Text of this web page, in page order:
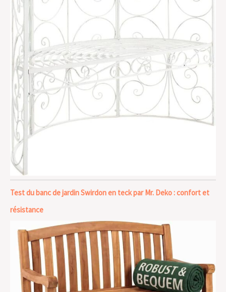
Test du banc de jardin Swirdon en teck par Mr. Deko : confort et
résistance